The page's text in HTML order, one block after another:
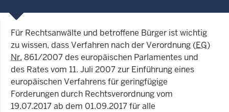
Für Rechtsanwälte und betroffene Bürger ist wichtig
zu wissen, dass Verfahren nach der Verordnung (EG)
Nr. 861/2007 des europäischen Parlamentes und
des Rates vom 11. Juli 2007 zur Einführung eines
europäischen Verfahrens für geringfügige
Forderungen durch Rechtsverordnung vom
19.07.2017 ab dem 01.09.2017 für alle